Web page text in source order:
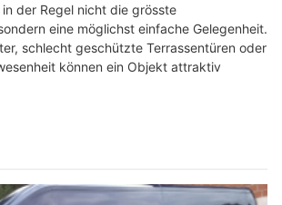
der Regel nicht die grösste
eine möglichst einfache Gelegenheit.
schlecht geschützte Terrassentüren oder
können ein Objekt attraktiv